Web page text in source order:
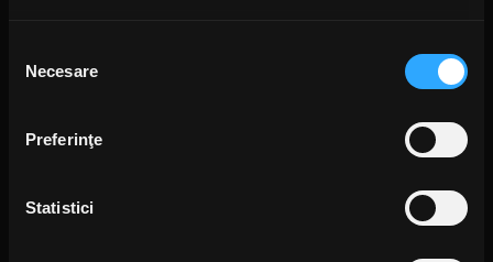
Să colectăm informațiile cu privire la locația dvs.
Să vă identificăm dispozitivul scanândul-l în mod
activ după caracteristici specifice (amprentare)
dvs. personale și configurați-vă preferințele la
secțiunea
consimțământului
Necesare
Preferinţe
Statistici
albumul Hell or High Water și
lansează single-ul „Now or
S-au deschis înscrierile pentru